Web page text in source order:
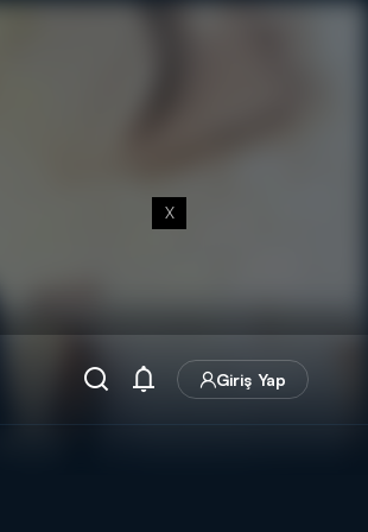
X
Giriş Yap